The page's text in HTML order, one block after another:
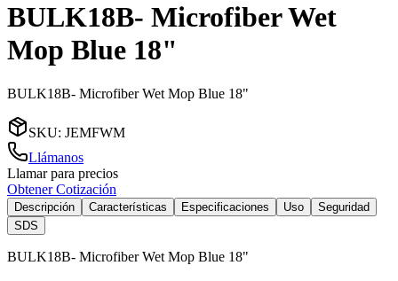
BULK18B- Microfiber Wet
Mop Blue 18"
BULK18B- Microfiber Wet Mop Blue 18"
SKU: JEMFWM
Llámanos
Llamar para precios
Obtener Cotización
Descripción Características Especificaciones Uso
Seguridad
SDS
BULK18B- Microfiber Wet Mop Blue 18"